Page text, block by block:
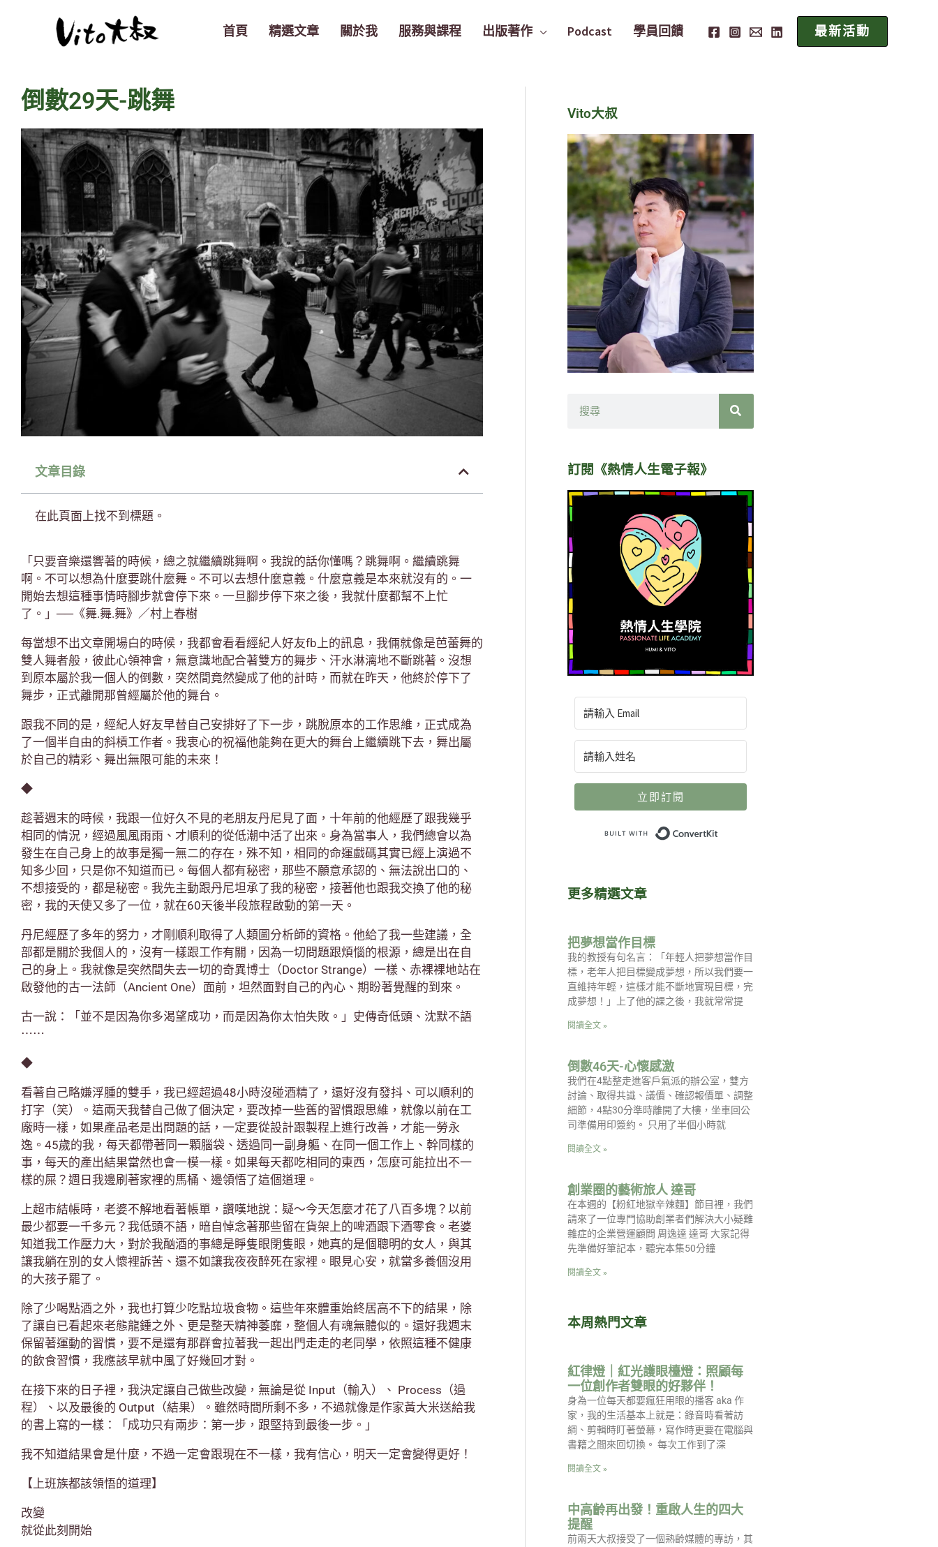
首頁 精選文章 關於我 服務與課程 出版著作 Podcast 學員回饋 最新活動
倒數29天-跳舞
文章目錄
在此頁面上找不到標題。
「只要音樂還響著的時候，總之就繼續跳舞啊。我說的話你懂嗎？跳舞啊。繼續跳舞
啊。不可以想為什麼要跳什麼舞。不可以去想什麼意義。什麼意義是本來就沒有的。一
開始去想這種事情時腳步就會停下來。一旦腳步停下來之後，我就什麼都幫不上忙
了。」──《舞.舞.舞》／村上春樹
每當想不出文章開場白的時候，我都會看看經紀人好友fb上的訊息，我倆就像是芭蕾舞的
雙人舞者般，彼此心領神會，無意識地配合著雙方的舞步、汗水淋漓地不斷跳著。沒想
到原本屬於我一個人的倒數，突然間竟然變成了他的計時，而就在昨天，他終於停下了
舞步，正式離開那曾經屬於他的舞台。
跟我不同的是，經紀人好友早替自己安排好了下一步，跳脫原本的工作思維，正式成為
了一個半自由的斜槓工作者。我衷心的祝福他能夠在更大的舞台上繼續跳下去，舞出屬
於自己的精彩、舞出無限可能的未來！
◆
趁著週末的時候，我跟一位好久不見的老朋友丹尼見了面，十年前的他經歷了跟我幾乎
相同的情況，經過風風雨雨、才順利的從低潮中活了出來。身為當事人，我們總會以為
發生在自己身上的故事是獨一無二的存在，殊不知，相同的命運戲碼其實已經上演過不
知多少回，只是你不知道而已。每個人都有秘密，那些不願意承認的、無法說出口的、
不想接受的，都是秘密。我先主動跟丹尼坦承了我的秘密，接著他也跟我交換了他的秘
密，我的天使又多了一位，就在60天後半段旅程啟動的第一天。
丹尼經歷了多年的努力，才剛順利取得了人類圖分析師的資格。他給了我一些建議，全
部都是關於我個人的，沒有一樣跟工作有關，因為一切問題跟煩惱的根源，總是出在自
己的身上。我就像是突然間失去一切的奇異博士（Doctor Strange）一樣、赤裸裸地站在
啟發他的古一法師（Ancient One）面前，坦然面對自己的內心、期盼著覺醒的到來。
古一說：「並不是因為你多渴望成功，而是因為你太怕失敗。」史傳奇低頭、沈默不語
⋯⋯
◆
看著自己略嫌浮腫的雙手，我已經超過48小時沒碰酒精了，還好沒有發抖、可以順利的
打字（笑）。這兩天我替自己做了個決定，要改掉一些舊的習慣跟思維，就像以前在工
廠時一樣，如果產品老是出問題的話，一定要從設計跟製程上進行改善，才能一勞永
逸。45歲的我，每天都帶著同一顆腦袋、透過同一副身軀、在同一個工作上、幹同樣的
事，每天的產出結果當然也會一模一樣。如果每天都吃相同的東西，怎麼可能拉出不一
樣的屎？週日我邊刷著家裡的馬桶、邊領悟了這個道理。
上超市結帳時，老婆不解地看著帳單，讚嘆地說：疑～今天怎麼才花了八百多塊？以前
最少都要一千多元？我低頭不語，暗自悼念著那些留在貨架上的啤酒跟下酒零食。老婆
知道我工作壓力大，對於我酗酒的事總是睜隻眼閉隻眼，她真的是個聰明的女人，與其
讓我躺在別的女人懷裡訴苦、還不如讓我夜夜醉死在家裡。眼見心安，就當多養個沒用
的大孩子罷了。
除了少喝點酒之外，我也打算少吃點垃圾食物。這些年來體重始終居高不下的結果，除
了讓自已看起來老態龍鍾之外、更是整天精神萎靡，整個人有魂無體似的。還好我週末
保留著運動的習慣，要不是還有那群會拉著我一起出門走走的老同學，依照這種不健康
的飲食習慣，我應該早就中風了好幾回才對。
在接下來的日子裡，我決定讓自己做些改變，無論是從 Input（輸入）、 Process（過
程）、以及最後的 Output（結果）。雖然時間所剩不多，不過就像是作家黃大米送給我
的書上寫的一樣：「成功只有兩步：第一步，跟堅持到最後一步。」
我不知道結果會是什麼，不過一定會跟現在不一樣，我有信心，明天一定會變得更好！
【上班族都該領悟的道理】
改變
就從此刻開始
Vito大叔
訂閱《熱情人生電子報》
立即訂閱
更多精選文章
把夢想當作目標
我的教授有句名言：「年輕人把夢想當作目
標，老年人把目標變成夢想，所以我們要一
直維持年輕，這樣才能不斷地實現目標，完
成夢想！」上了他的課之後，我就常常提
閱讀全文 »
倒數46天-心懷感激
我們在4點整走進客戶氣派的辦公室，雙方
討論、取得共識、議價、確認報價單、調整
細節，4點30分準時離開了大樓，坐車回公
司準備用印簽約。 只用了半個小時就
閱讀全文 »
創業圈的藝術旅人 達哥
在本週的【粉紅地獄辛辣麵】節目裡，我們
請來了一位專門協助創業者們解決大小疑難
雜症的企業營運顧問 周逸達 達哥 大家記得
先準備好筆記本，聽完本集50分鐘
閱讀全文 »
本周熱門文章
紅律燈｜紅光護眼檯燈：照顧每
一位創作者雙眼的好夥伴！
身為一位每天都要瘋狂用眼的播客 aka 作
家，我的生活基本上就是：錄音時看著訪
綱、剪輯時盯著螢幕，寫作時更要在電腦與
書籍之間來回切換。 每次工作到了深
閱讀全文 »
中高齡再出發！重啟人生的四大
提醒
前兩天大叔接受了一個熟齡媒體的專訪，其